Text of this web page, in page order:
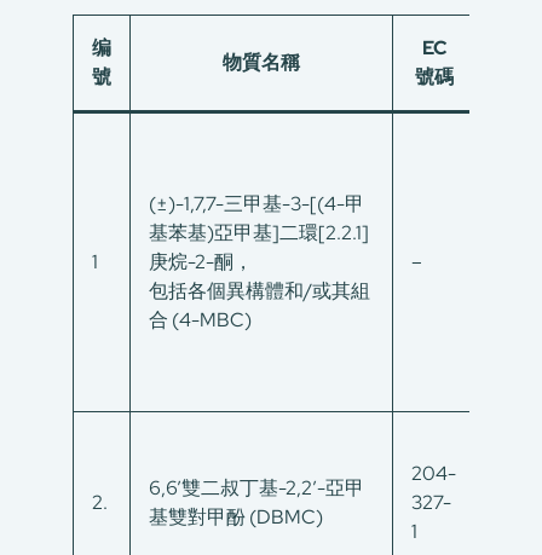
编
號
物質名稱
EC
號碼
1
(±)-1,7,7-三甲基-3-[(4-甲
基苯基)亞甲基]二環[2.2.1]
庚烷-2-酮，
包括各個異構體和/或其組
合 (4-MBC)
–
2.
6,6’雙二叔丁基-2,2′-亞甲
基雙對甲酚 (DBMC)
204-
327-
1